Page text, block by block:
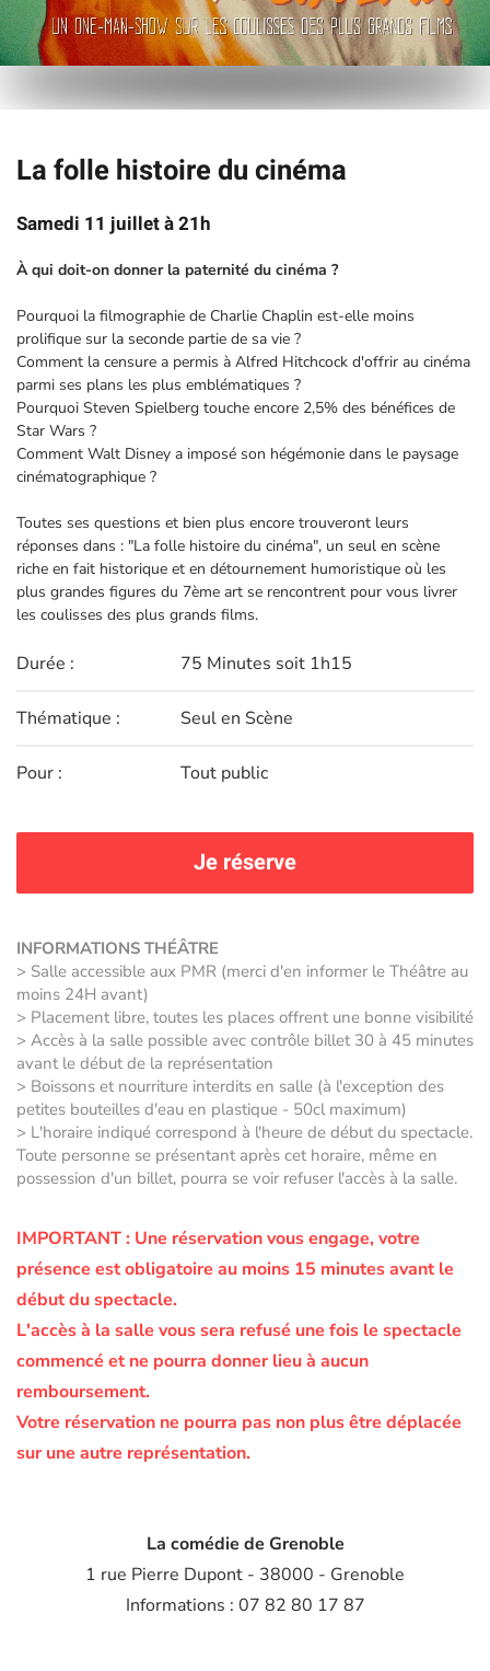
La folle histoire du cinéma
Samedi 11 juillet à 21h
À qui doit-on donner la paternité du cinéma ?
Pourquoi la filmographie de Charlie Chaplin est-elle moins
prolifique sur la seconde partie de sa vie ?
Comment la censure a permis à Alfred Hitchcock d'offrir au cinéma
parmi ses plans les plus emblématiques ?
Pourquoi Steven Spielberg touche encore 2,5% des bénéfices de
Star Wars ?
Comment Walt Disney a imposé son hégémonie dans le paysage
cinématographique ?
Toutes ses questions et bien plus encore trouveront leurs
réponses dans : "La folle histoire du cinéma", un seul en scène
riche en fait historique et en détournement humoristique où les
plus grandes figures du 7ème art se rencontrent pour vous livrer
les coulisses des plus grands films.
Durée : 75 Minutes soit 1h15
Thématique : Seul en Scène
Pour : Tout public
Je réserve
INFORMATIONS THÉÂTRE
> Salle accessible aux PMR (merci d'en informer le Théâtre au
moins 24H avant)
> Placement libre, toutes les places offrent une bonne visibilité
> Accès à la salle possible avec contrôle billet 30 à 45 minutes
avant le début de la représentation
> Boissons et nourriture interdits en salle (à l'exception des
petites bouteilles d'eau en plastique - 50cl maximum)
> L'horaire indiqué correspond à l'heure de début du spectacle.
Toute personne se présentant après cet horaire, même en
possession d'un billet, pourra se voir refuser l'accès à la salle.
IMPORTANT : Une réservation vous engage, votre
présence est obligatoire au moins 15 minutes avant le
début du spectacle.
L'accès à la salle vous sera refusé une fois le spectacle
commencé et ne pourra donner lieu à aucun
remboursement.
Votre réservation ne pourra pas non plus être déplacée
sur une autre représentation.
La comédie de Grenoble
1 rue Pierre Dupont - 38000 - Grenoble
Informations : 07 82 80 17 87